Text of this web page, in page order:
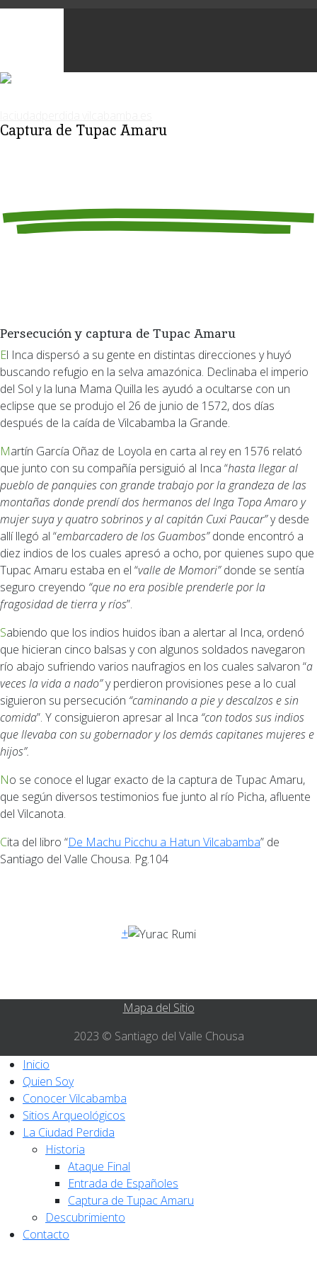
Captura de Tupac Amaru
Persecución y captura de Tupac Amaru
El Inca dispersó a su gente en distintas direcciones y huyó
buscando refugio en la selva amazónica. Declinaba el imperio
del Sol y la luna Mama Quilla les ayudó a ocultarse con un
eclipse que se produjo el 26 de junio de 1572, dos días
después de la caída de Vilcabamba la Grande.
Martín García Oñaz de Loyola en carta al rey en 1576 relató
que junto con su compañía persiguió al Inca “hasta llegar al
pueblo de panquies con grande trabajo por la grandeza de las
montañas donde prendí dos hermanos del Inga Topa Amaro y
mujer suya y quatro sobrinos y al capitán Cuxi Paucar”y desde
allí llegó al “embarcadero de los Guambos”donde encontró a
diez indios de los cuales apresó a ocho, por quienes supo que
Tupac Amaru estaba en el “valle de Momori”donde se sentía
seguro creyendo “que no era posible prenderle por la
fragosidad de tierra y ríos”.
Sabiendo que los indios huidos iban a alertar al Inca, ordenó
que hicieran cinco balsas y con algunos soldados navegaron
río abajo sufriendo varios naufragios en los cuales salvaron “a
veces la vida a nado”y perdieron provisiones pese a lo cual
siguieron su persecución “caminando a pie y descalzos e sin
comida”. Y consiguieron apresar al Inca “con todos sus indios
que llevaba con su gobernador y los demás capitanes mujeres e
hijos”.
No se conoce el lugar exacto de la captura de Tupac Amaru,
que según diversos testimonios fue junto al río Picha, afluente
del Vilcanota.
Cita del libro “De Machu Picchu a Hatun Vilcabamba” de
Santiago del Valle Chousa. Pg.104
+
Mapa del Sitio
2023 © Santiago del Valle Chousa
Inicio
Quien Soy
Conocer Vilcabamba
Sitios Arqueológicos
La Ciudad Perdida
Historia
Ataque Final
Entrada de Españoles
Captura de Tupac Amaru
Descubrimiento
Contacto